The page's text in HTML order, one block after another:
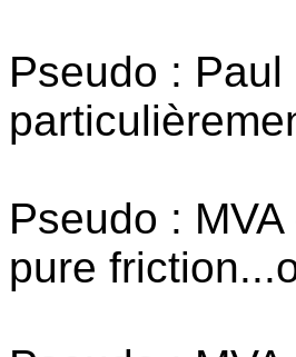
Pseudo :
Pseudo :
pure